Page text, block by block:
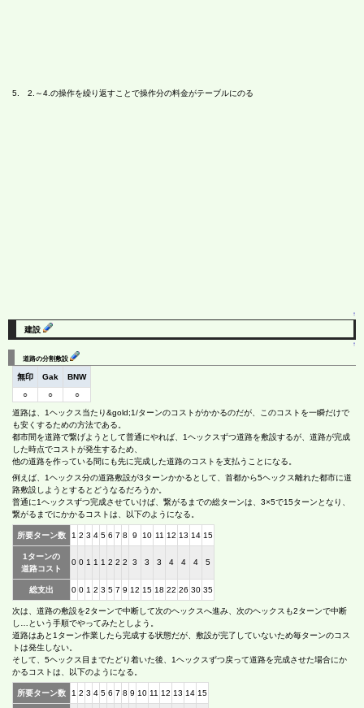
5. 2.～4.の操作を繰り返すことで操作分の料金がテーブルにのる
↑
建設
↑
道路の分割敷設
無印 Gak
BNW
○
○
○
道路は、1ヘックス当たり&gold;1/ターンのコストがかかるのだが、このコストを一瞬だけで
も安くするための方法である。
都市間を道路で繋げようとして普通にやれば、1ヘックスずつ道路を敷設するが、道路が完成
した時点でコストが発生するため、
他の道路を作っている間にも先に完成した道路のコストを支払うことになる。
例えば、1ヘックス分の道路敷設が3ターンかかるとして、首都から5ヘックス離れた都市に道
路敷設しようとするとどうなるだろうか。
普通に1ヘックスずつ完成させていけば、繋がるまでの総ターンは、3×5で15ターンとなり、
繋がるまでにかかるコストは、以下のようになる。
所要ターン数 1 2 3 4 5 6 7 8 9 10 11 12 13 14 15
1ターンの
道路コスト
0 0 1 1 1 2 2 2 3 3 3 4 4 4 5
総支出 0 0 1 2 3 5 7 9 12 15 18 22 26 30 35
次は、道路の敷設を2ターンで中断して次のヘックスへ進み、次のヘックスも2ターンで中断
し…という手順でやってみたとしよう。
道路はあと1ターン作業したら完成する状態だが、敷設が完了していないため毎ターンのコス
トは発生しない。
そして、5ヘックス目までたどり着いた後、1ヘックスずつ戻って道路を完成させた場合にか
かるコストは、以下のようになる。
所要ターン数 1 2 3 4 5 6 7 8 9 10 11 12 13 14 15